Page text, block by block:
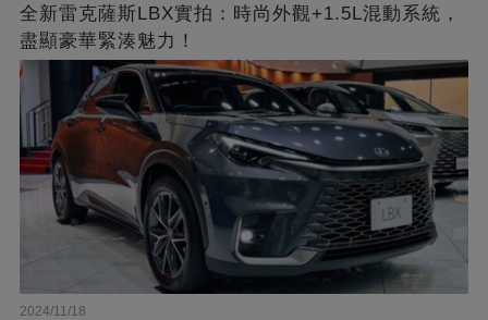
全新雷克薩斯LBX實拍：時尚外觀+1.5L混動系統，
盡顯豪華緊湊魅力！
2024/11/18